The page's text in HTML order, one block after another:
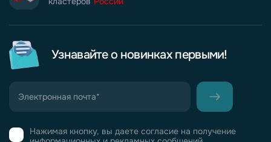
Узнавайте о новинках первыми!
Нажимая кнопку, вы даете согласие на получение